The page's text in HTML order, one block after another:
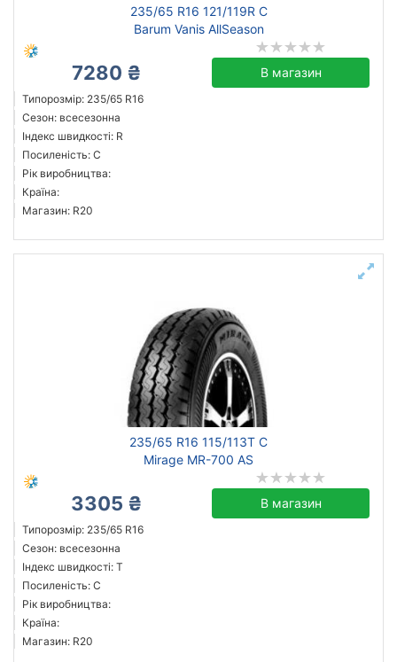
235/65 R16 121/119R C
Barum Vanis AllSeason
7280 ₴ В магазин
Типорозмір: 235/65 R16
Сезон: всесезонна
Індекс швидкості: R
Посиленість: C
Рік виробництва:
Країна:
Магазин: R20
235/65 R16 115/113T C
Mirage MR-700 AS
3305 ₴ В магазин
Типорозмір: 235/65 R16
Сезон: всесезонна
Індекс швидкості: T
Посиленість: C
Рік виробництва:
Країна:
Магазин: R20